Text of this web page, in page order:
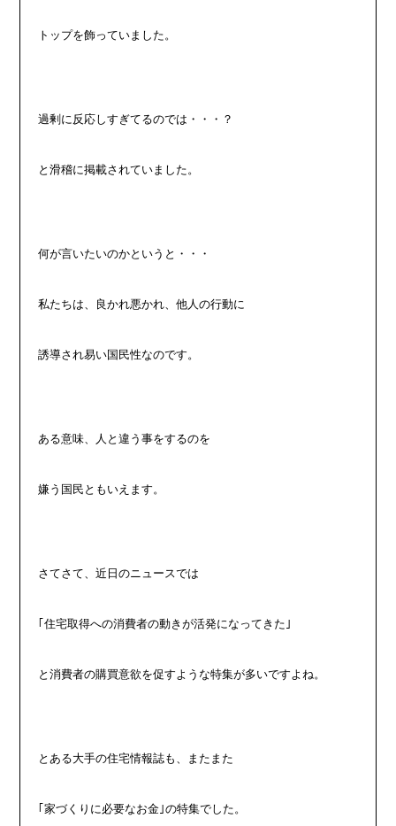
トップを飾っていました。
過剰に反応しすぎてるのでは・・・？
と滑稽に掲載されていました。
何が言いたいのかというと・・・
私たちは、良かれ悪かれ、他人の行動に
誘導され易い国民性なのです。
ある意味、人と違う事をするのを
嫌う国民ともいえます。
さてさて、近日のニュースでは
｢住宅取得への消費者の動きが活発になってきた｣
と消費者の購買意欲を促すような特集が多いですよね。
とある大手の住宅情報誌も、またまた
｢家づくりに必要なお金｣の特集でした。